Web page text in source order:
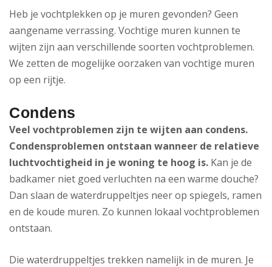
Heb je vochtplekken op je muren gevonden? Geen
aangename verrassing. Vochtige muren kunnen te
wijten zijn aan verschillende soorten vochtproblemen.
We zetten de mogelijke oorzaken van vochtige muren
op een rijtje.
Condens
Veel vochtproblemen zijn te wijten aan condens.
Condensproblemen ontstaan wanneer de relatieve
luchtvochtigheid in je woning te hoog is. Kan je de
badkamer niet goed verluchten na een warme douche?
Dan slaan de waterdruppeltjes neer op spiegels, ramen
en de koude muren. Zo kunnen lokaal vochtproblemen
ontstaan.
Die waterdruppeltjes trekken namelijk in de muren. Je